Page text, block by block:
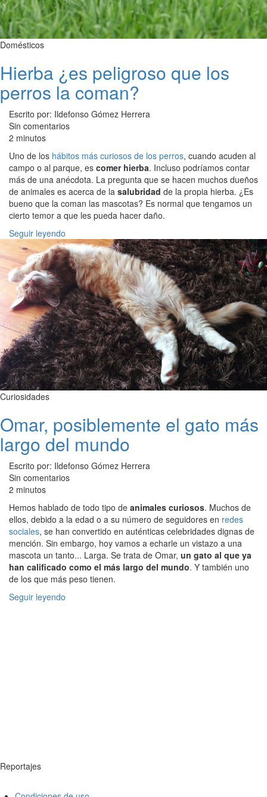
Domésticos
Hierba ¿es peligroso que los
perros la coman?
Escrito por: Ildefonso Gómez Herrera
Sin comentarios
2 minutos
Uno de los hábitos más curiosos de los perros, cuando acuden al
campo o al parque, es comer hierba. Incluso podríamos contar
más de una anécdota. La pregunta que se hacen muchos dueños
de animales es acerca de la salubridad de la propia hierba. ¿Es
bueno que la coman las mascotas? Es normal que tengamos un
cierto temor a que les pueda hacer daño.
Seguir leyendo
Curiosidades
Omar, posiblemente el gato más
largo del mundo
Escrito por: Ildefonso Gómez Herrera
Sin comentarios
2 minutos
Hemos hablado de todo tipo de animales curiosos. Muchos de
ellos, debido a la edad o a su número de seguidores en redes
sociales, se han convertido en auténticas celebridades dignas de
mención. Sin embargo, hoy vamos a echarle un vistazo a una
mascota un tanto... Larga. Se trata de Omar, un gato al que ya
han calificado como el más largo del mundo. Y también uno
de los que más peso tienen.
Seguir leyendo
Reportajes